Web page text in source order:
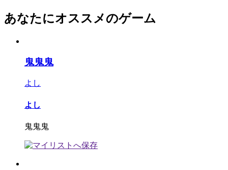
あなたにオススメのゲーム
鬼鬼鬼
よし
よし
鬼鬼鬼